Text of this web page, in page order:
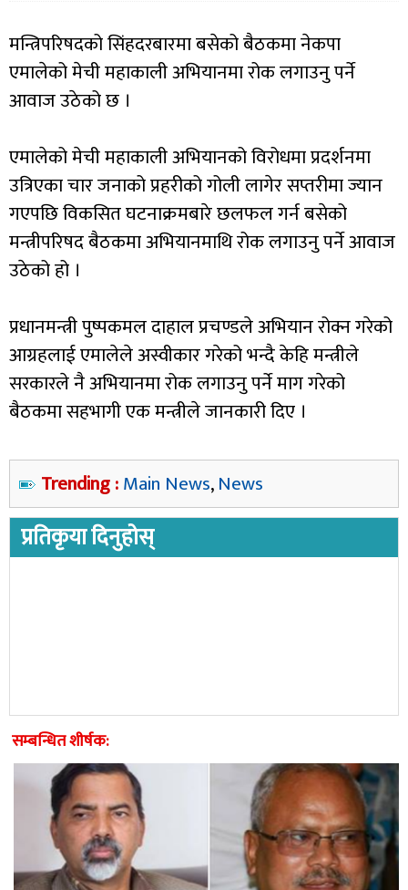
मन्त्रिपरिषदको सिंहदरबारमा बसेको बैठकमा नेकपा
एमालेको मेची महाकाली अभियानमा रोक लगाउनु पर्ने
आवाज उठेको छ ।
एमालेको मेची महाकाली अभियानको विरोधमा प्रदर्शनमा
उत्रिएका चार जनाको प्रहरीको गोली लागेर सप्तरीमा ज्यान
गएपछि विकसित घटनाक्रमबारे छलफल गर्न बसेको
मन्त्रीपरिषद बैठकमा अभियानमाथि रोक लगाउनु पर्ने आवाज
उठेको हो ।
प्रधानमन्त्री पुष्पकमल दाहाल प्रचण्डले अभियान रोक्न गरेको
आग्रहलाई एमालेले अस्वीकार गरेको भन्दै केहि मन्त्रीले
सरकारले नै अभियानमा रोक लगाउनु पर्ने माग गरेको
बैठकमा सहभागी एक मन्त्रीले जानकारी दिए ।
Trending :Main News,News
प्रतिकृया दिनुहोस्
सम्बन्धित शीर्षक: